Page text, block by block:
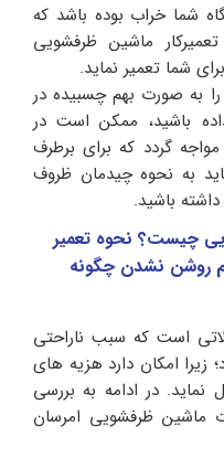
شما خراب بوده باشد که
ماشین ظرفشویی
شما تعمیر نماید.
به صورت بهم چسبیده در
باشید، ممکن است در
گردد که برای برطرف
به نحوه چیدمان ظروف
باشید.
چیست؟ نحوه تعمیر
روشن نشدن چگونه
است که سبب ناراحتی
زیرا امکان دارد هزیه های
نماید. در ادامه به بررسی
ماشین ظرفشویی امرسان